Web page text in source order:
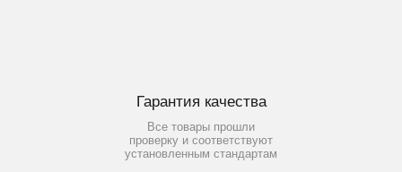
Гарантия качества
Все товары прошли
проверку и соответствуют
установленным стандартам